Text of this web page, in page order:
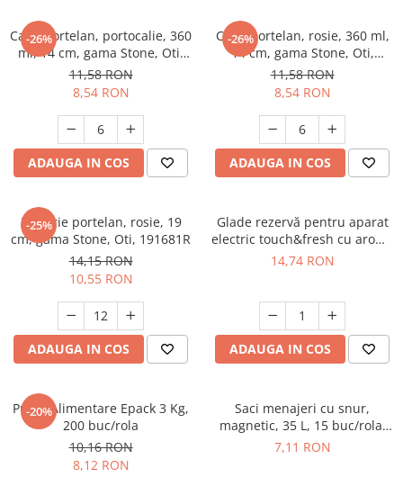
-26%
Cana portelan, portocalie, 360
ml, 14 cm, gama Stone, Oti,
191683P
11,58 RON
8,54 RON
ADAUGA IN COS
-26%
Cana portelan, rosie, 360 ml,
14 cm, gama Stone, Oti,
191683 R
11,58 RON
8,54 RON
ADAUGA IN COS
-25%
Farfurie portelan, rosie, 19
cm, gama Stone, Oti, 191681R
14,15 RON
10,55 RON
ADAUGA IN COS
Glade rezervă pentru aparat
electric touch&fresh cu aromă
Sandalwood, 10 g
14,74 RON
ADAUGA IN COS
-20%
Pungi Alimentare Epack 3 Kg,
200 buc/rola
10,16 RON
8,12 RON
Saci menajeri cu snur,
magnetic, 35 L, 15 buc/rola,
Epack
7,11 RON